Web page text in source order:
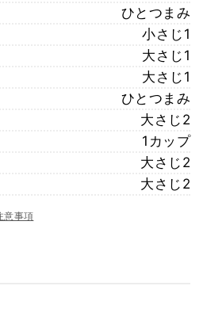
ひとつまみ
小さじ1
大さじ1
大さじ1
ひとつまみ
大さじ2
1カップ
大さじ2
大さじ2
意事項